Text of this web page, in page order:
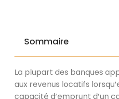
Sommaire
La plupart des banques
aux revenus locatifs
capacité d’emprunt d’un